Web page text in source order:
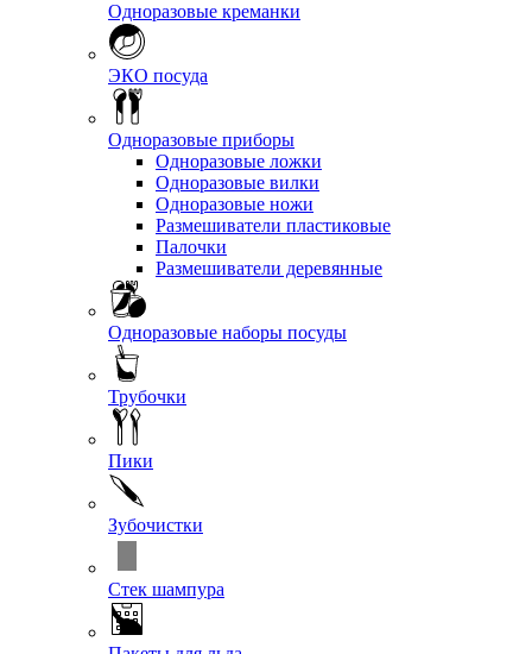
Одноразовые креманки
ЭКО посуда
Одноразовые приборы
Одноразовые ложки
Одноразовые вилки
Одноразовые ножи
Размешиватели пластиковые
Палочки
Размешиватели деревянные
Одноразовые наборы посуды
Трубочки
Пики
Зубочистки
Стек шампура